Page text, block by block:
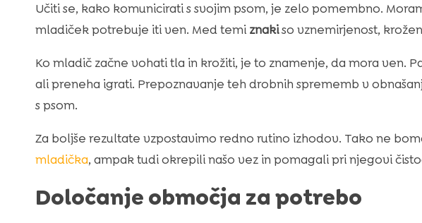
Učiti se, kako komunicirati s svojim psom, je zelo pomembno.
mladiček potrebuje iti ven. Med temi znakiso vznemirjenost,
Ko mladič začne vohati tla in krožiti, je to znamenje, da mora ven.
ali preneha igrati. Prepoznavanje teh drobnih sprememb v
s psom.
Za boljše rezultate vzpostavimo redno rutino izhodov. Tako ne
mladička, ampak tudi okrepili našo vez in pomagali pri njegovi
Določanje območja za potrebo